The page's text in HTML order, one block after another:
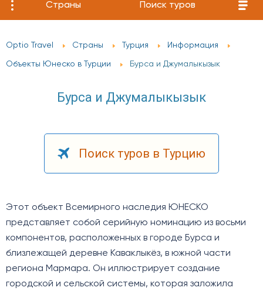
Страны Поиск туров
Optio Travel Страны Турция Информация
Объекты Юнеско в Турции Бурса и Джумалыкызык
Бурса и Джумалыкызык
Поиск туров в Турцию
Этот объект Всемирного наследия ЮНЕСКО
представляет собой серийную номинацию из восьми
компонентов, расположенных в городе Бурса и
близлежащей деревне Каваклыкёз, в южной части
региона Мармара. Он иллюстрирует создание
городской и сельской системы, которая заложила